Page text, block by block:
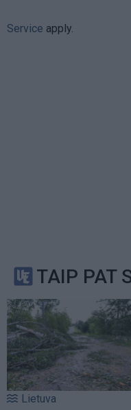
Service apply.
TAIP PAT
Lietuva